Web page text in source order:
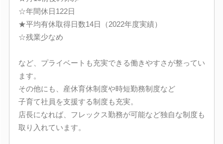
☆年間休日122日
★平均有休取得日数14日（2022年度実績）
☆残業少なめ
など、プライベートも充実できる働きやすさが整ってい
ます。
その他にも、産休育休制度や時短勤務制度など
子育て社員を支援する制度も充実。
店長になれば、フレックス勤務が可能など独自な制度も
取り入れています。